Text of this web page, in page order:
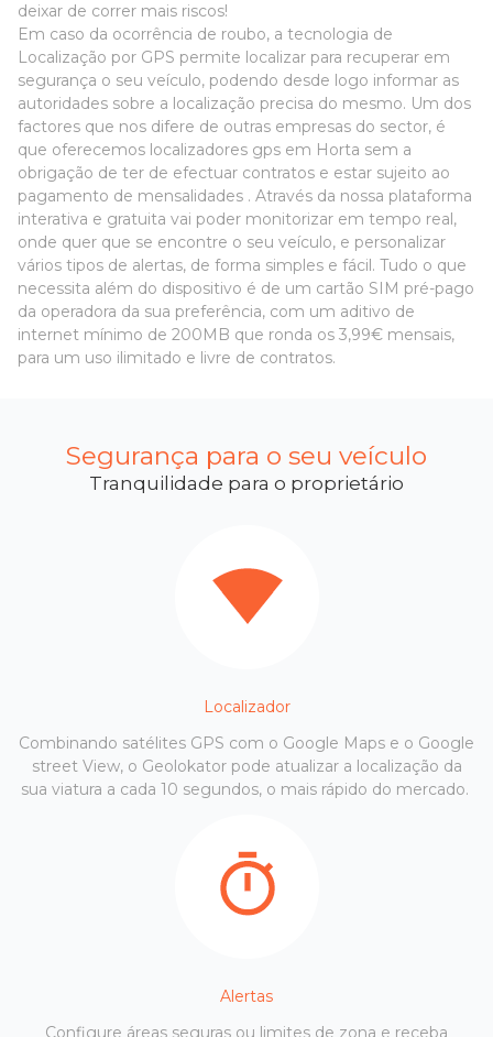
deixar de correr mais riscos!
Em caso da ocorrência de roubo, a tecnologia de
Localização por GPS permite localizar para recuperar em
segurança o seu veículo, podendo desde logo informar as
autoridades sobre a localização precisa do mesmo. Um dos
factores que nos difere de outras empresas do sector, é
que oferecemos localizadores gps em Horta sem a
obrigação de ter de efectuar contratos e estar sujeito ao
pagamento de mensalidades . Através da nossa plataforma
interativa e gratuita vai poder monitorizar em tempo real,
onde quer que se encontre o seu veículo, e personalizar
vários tipos de alertas, de forma simples e fácil. Tudo o que
necessita além do dispositivo é de um cartão SIM pré-pago
da operadora da sua preferência, com um aditivo de
internet mínimo de 200MB que ronda os 3,99€ mensais,
para um uso ilimitado e livre de contratos.
Segurança para o seu veículo
Tranquilidade para o proprietário
Localizador
Combinando satélites GPS com o Google Maps e o Google
street View, o Geolokator pode atualizar a localização da
sua viatura a cada 10 segundos, o mais rápido do mercado.
Alertas
Configure áreas seguras ou limites de zona e receba